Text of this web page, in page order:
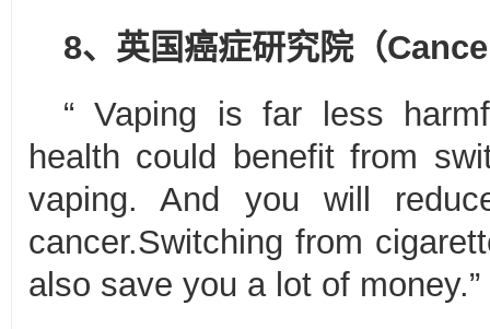
8、英国癌症研究院（
“ Vaping is far less
health could benefit from
vaping. And you will
cancer.Switching from
also save you a lot of money.”